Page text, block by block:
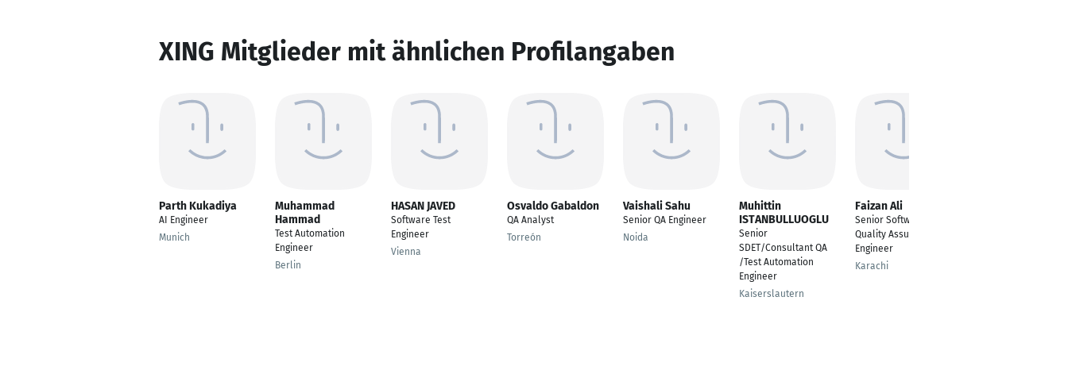
XING Mitglieder mit ähnlichen Profilangaben
Parth Kukadiya
AI Engineer
Munich
Muhammad
Hammad
Test Automation
Engineer
Berlin
HASAN JAVED
Software Test
Engineer
Vienna
Osvaldo Gabaldon
QA Analyst
Torreón
Vaishali Sahu
Senior QA Engineer
Noida
Muhittin
ISTANBULLUOGLU
Senior
SDET/Consultant QA
/Test Automation
Engineer
Kaiserslautern
Faizan Ali
Senior Software
Quality Assurance
Engineer
Karachi